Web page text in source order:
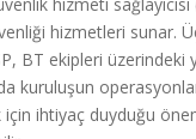
hizmetleri sunar.
BT ekipleri üzerindeki
kuruluşun
ihtiyaç duyduğu